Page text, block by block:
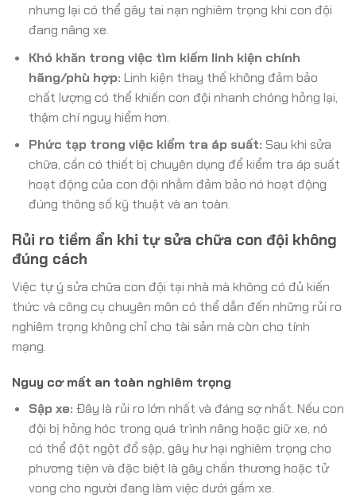
nhưng lại có thể gây tai nạn nghiêm trọng khi con đội
đang nâng xe.
Khó khăn trong việc tìm kiếm linh kiện chính
hãng/phù hợp: Linh kiện thay thế không đảm bảo
chất lượng có thể khiến con đội nhanh chóng hỏng lại,
thậm chí nguy hiểm hơn.
Phức tạp trong việc kiểm tra áp suất: Sau khi sửa
chữa, cần có thiết bị chuyên dụng để kiểm tra áp suất
hoạt động của con đội nhằm đảm bảo nó hoạt động
đúng thông số kỹ thuật và an toàn.
Rủi ro tiềm ẩn khi tự sửa chữa con đội không
đúng cách
Việc tự ý sửa chữa con đội tại nhà mà không có đủ kiến
thức và công cụ chuyên môn có thể dẫn đến những rủi ro
nghiêm trọng không chỉ cho tài sản mà còn cho tính
mạng.
Nguy cơ mất an toàn nghiêm trọng
Sập xe: Đây là rủi ro lớn nhất và đáng sợ nhất. Nếu con
đội bị hỏng hóc trong quá trình nâng hoặc giữ xe, nó
có thể đột ngột đổ sập, gây hư hại nghiêm trọng cho
phương tiện và đặc biệt là gây chấn thương hoặc tử
vong cho người đang làm việc dưới gầm xe.